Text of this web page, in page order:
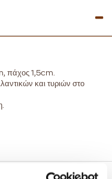
πάχος 1,5cm.
και τυριών στο